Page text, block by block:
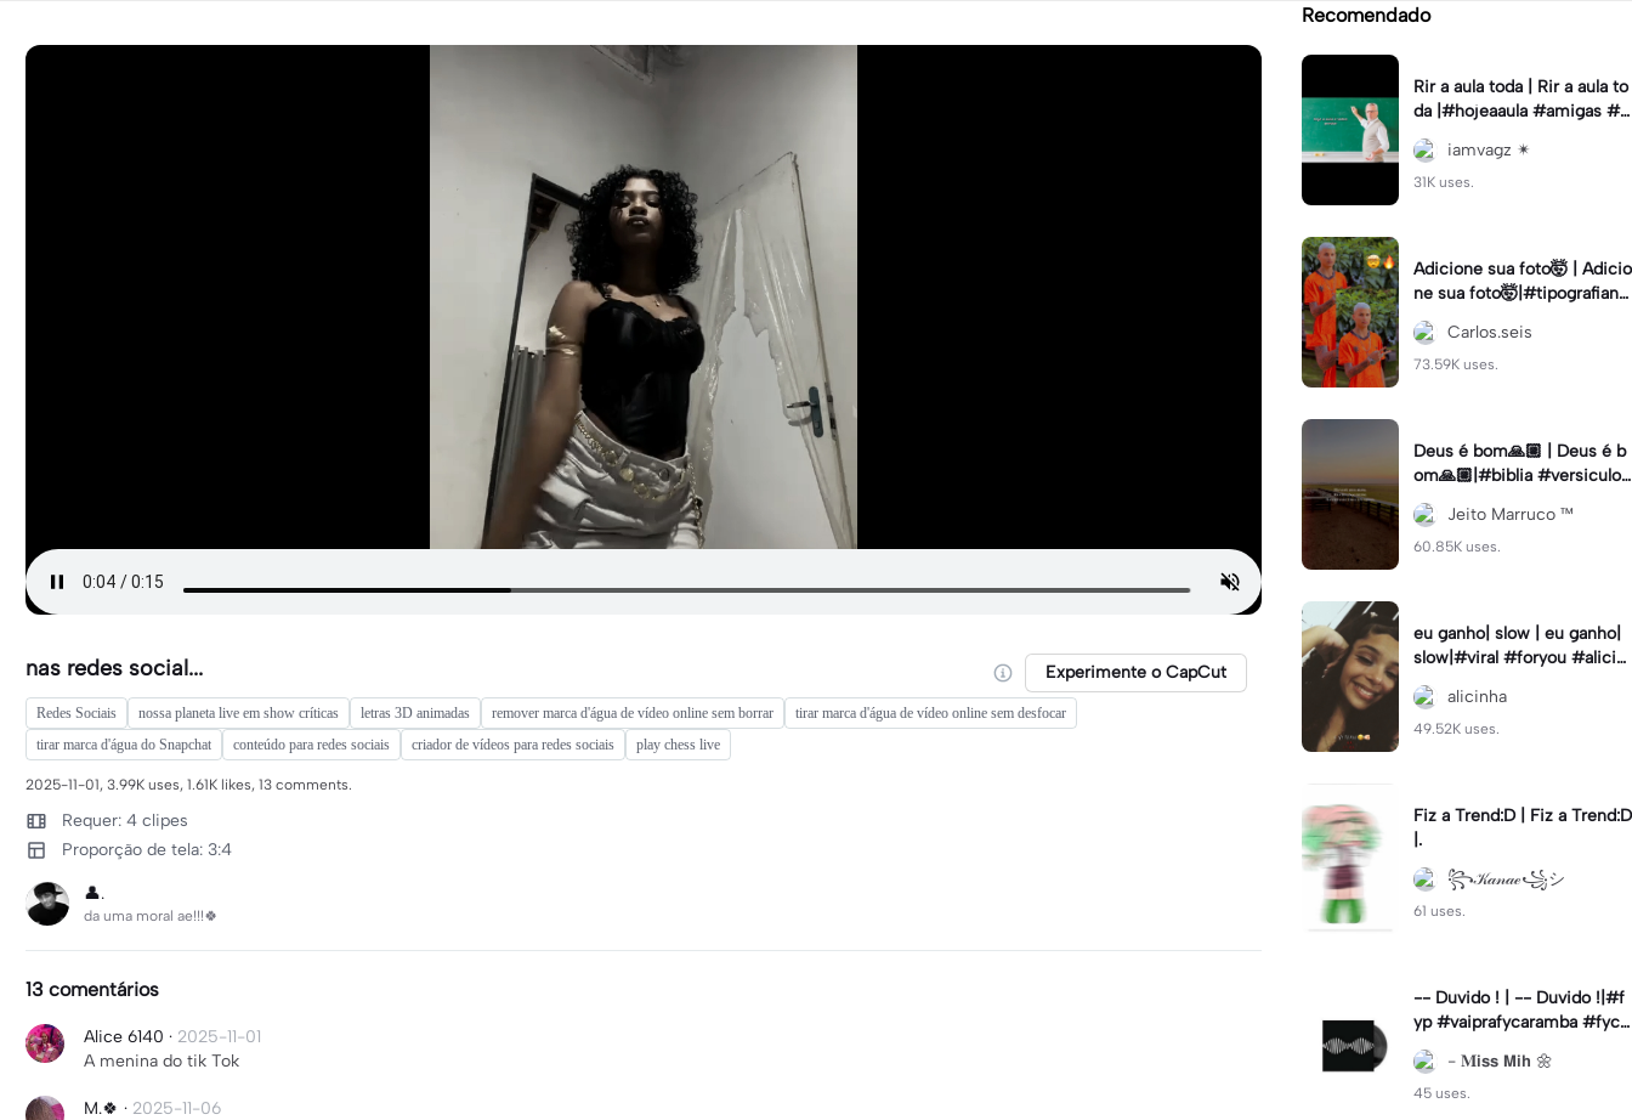
nas redes social... Experimente o CapCut
Redes Sociais nossa planeta live em show críticas letras 3D animadas remover marca d'água de vídeo online sem borrar
tirar marca d'água de vídeo online sem desfocar
tirar marca d'água do Snapchat
conteúdo para redes sociais criador de vídeos para redes sociais play chess live
2025-11-01, 3.99K uses, 1.61K likes, 13 comments.
Requer: 4 clipes
Proporção de tela: 3:4
👤.
da uma moral ae!!!🍀
13 comentários
Alice 6140 · 2025-11-01
A menina do tik Tok
M.🍀 · 2025-11-06
Recomendado
Rir a aula toda | Rir a aula to
da |#hojeaaula #amigas #tr
endtikitok #melhoresamiga
s
iamvagz ✴︎
31K uses.
Adicione sua foto🤯 | Adicio
ne sua foto🤯|#tipografiano
va #status #tipografia
Carlos.seis
73.59K uses.
Deus é bom🙏🏼 | Deus é b
om🙏🏼|#biblia #versiculo
#cristao #agro #tipografia
#fy #fypJeito Marruco ™️
60.85K uses.
eu ganho| slow | eu ganho|
slow|#viral #foryou #alicin
ha #cameralenta #slow
alicinha
49.52K uses.
Fiz a Trend:D | Fiz a Trend:D
|.
꧂𝒦𝒶𝓃𝒶ℯ꧁シ
61 uses.
-- Duvido ! | -- Duvido !|#f
yp #vaiprafycaramba #fyca
pcut #viral
- 𝐌𝗶𝘀𝘀 𝗠𝗶𝗵 🌼
45 uses.